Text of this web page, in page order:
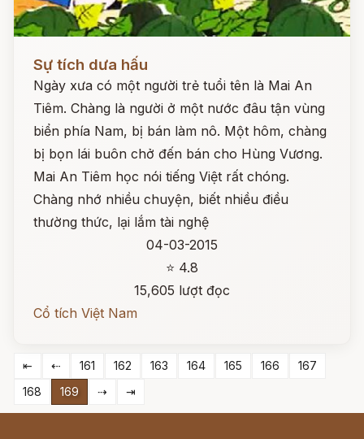
Sự tích dưa hấu
Ngày xưa có một người trẻ tuổi tên là Mai An
Tiêm. Chàng là người ở một nước đâu tận vùng
biển phía Nam, bị bán làm nô. Một hôm, chàng
bị bọn lái buôn chở đến bán cho Hùng Vương.
Mai An Tiêm học nói tiếng Việt rất chóng.
Chàng nhớ nhiều chuyện, biết nhiều điều
thường thức, lại lắm tài nghệ
04-03-2015
⭐ 4.8
15,605 lượt đọc
Cổ tích Việt Nam
⇤ ⇠ 161 162 163 164 165 166
167
168
169 ⇢ ⇥